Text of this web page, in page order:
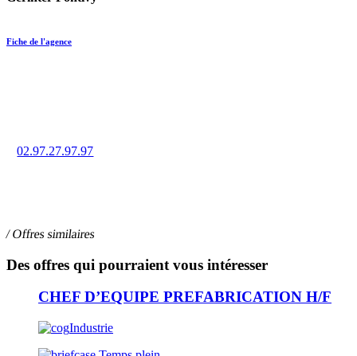
Fiche de l'agence
02.97.27.97.97
/ Offres similaires
Des offres qui pourraient vous intéresser
CHEF D’EQUIPE PREFABRICATION H/F
Industrie